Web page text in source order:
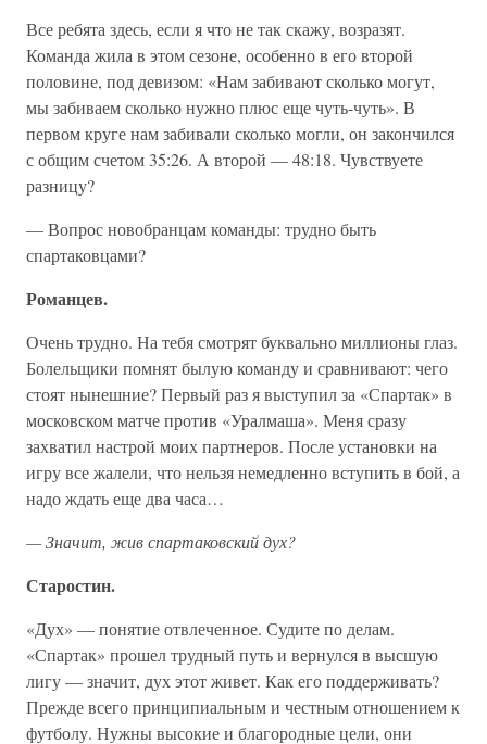
Все ребята здесь, если я что не так скажу, возразят.
Команда жила в этом сезоне, особенно в его второй
половине, под девизом: «Нам забивают сколько могут,
мы забиваем сколько нужно плюс еще чуть-чуть». В
первом круге нам забивали сколько могли, он закончился
с общим счетом 35:26. А второй — 48:18. Чувствуете
разницу?
— Вопрос новобранцам команды: трудно быть
спартаковцами?
Романцев.
Очень трудно. На тебя смотрят буквально миллионы глаз.
Болельщики помнят былую команду и сравнивают: чего
стоят нынешние? Первый раз я выступил за «Спартак» в
московском матче против «Уралмаша». Меня сразу
захватил настрой моих партнеров. После установки на
игру все жалели, что нельзя немедленно вступить в бой, а
надо ждать еще два часа…
— Значит, жив спартаковский дух?
Старостин.
«Дух» — понятие отвлеченное. Судите по делам.
«Спартак» прошел трудный путь и вернулся в высшую
лигу — значит, дух этот живет. Как его поддерживать?
Прежде всего принципиальным и честным отношением к
футболу. Нужны высокие и благородные цели, они